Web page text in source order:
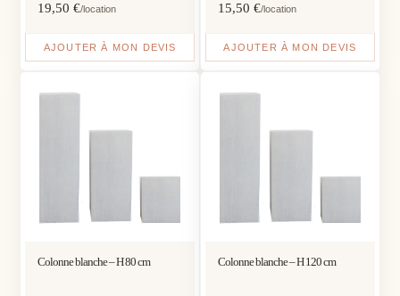
19,50€/location
AJOUTER À MON DEVIS
15,50 €/location
AJOUTER À MON DEVIS
Colonne blanche – H 80 cm Colonne blanche – H 120 cm